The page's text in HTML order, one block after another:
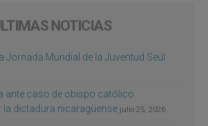
NOTICIAS
Jornada Mundial de la Juventud Seúl
ante caso de obispo católico
dictadura nicaragüense julio 25, 2026